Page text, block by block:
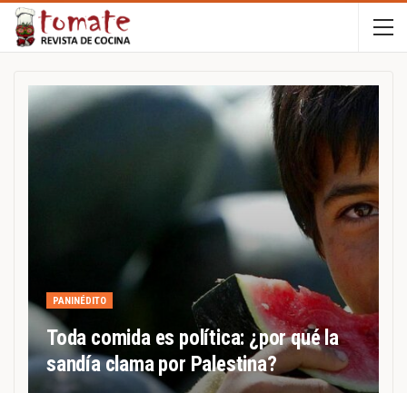
PANINÉDITO
Toda comida es política: ¿por qué la
sandía clama por Palestina?